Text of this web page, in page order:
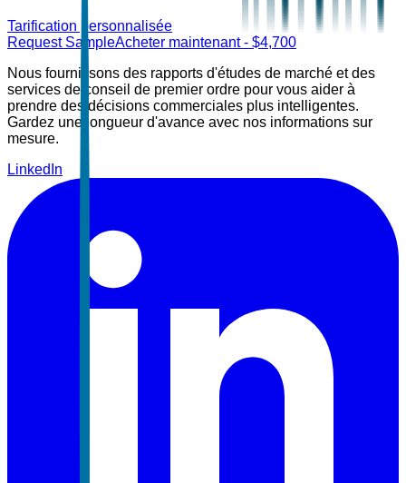
Tarification personnalisée
Request SampleAcheter maintenant- $4,700
Nous fournissons des rapports d'études de marché et des
services de conseil de premier ordre pour vous aider à
prendre des décisions commerciales plus intelligentes.
Gardez une longueur d'avance avec nos informations sur
mesure.
LinkedIn